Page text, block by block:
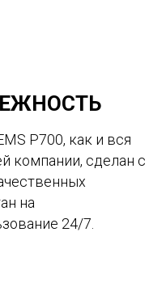
P700, как и вся
компании, сделан с
на
24/7.